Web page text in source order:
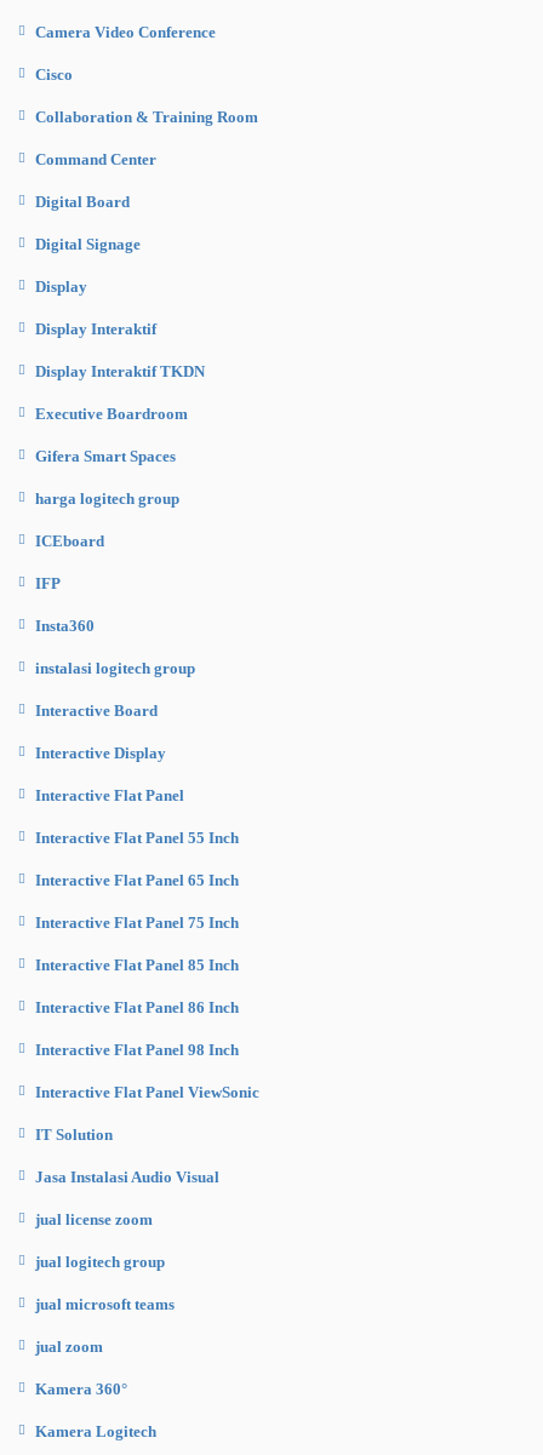
Camera Video Conference
Cisco
Collaboration & Training Room
Command Center
Digital Board
Digital Signage
Display
Display Interaktif
Display Interaktif TKDN
Executive Boardroom
Gifera Smart Spaces
harga logitech group
ICEboard
IFP
Insta360
instalasi logitech group
Interactive Board
Interactive Display
Interactive Flat Panel
Interactive Flat Panel 55 Inch
Interactive Flat Panel 65 Inch
Interactive Flat Panel 75 Inch
Interactive Flat Panel 85 Inch
Interactive Flat Panel 86 Inch
Interactive Flat Panel 98 Inch
Interactive Flat Panel ViewSonic
IT Solution
Jasa Instalasi Audio Visual
jual license zoom
jual logitech group
jual microsoft teams
jual zoom
Kamera 360°
Kamera Logitech